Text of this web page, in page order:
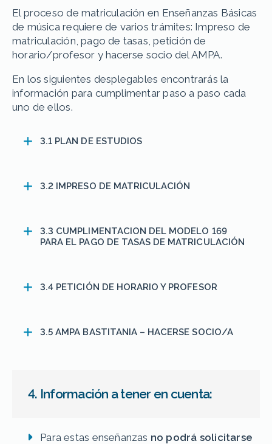
El proceso de matriculación en Enseñanzas Básicas
de música requiere de varios trámites: Impreso de
matriculación, pago de tasas, petición de
horario/profesor y hacerse socio del AMPA.
En los siguientes desplegables encontrarás la
información para cumplimentar paso a paso cada
uno de ellos.
3.1 PLAN DE ESTUDIOS
3.2 IMPRESO DE MATRICULACIÓN
3.3 CUMPLIMENTACION DEL MODELO 169
PARA EL PAGO DE TASAS DE MATRICULACIÓN
3.4 PETICIÓN DE HORARIO Y PROFESOR
3.5 AMPA BASTITANIA – HACERSE SOCIO/A
4. Información a tener en cuenta:
Para estas enseñanzas no podrá solicitarse